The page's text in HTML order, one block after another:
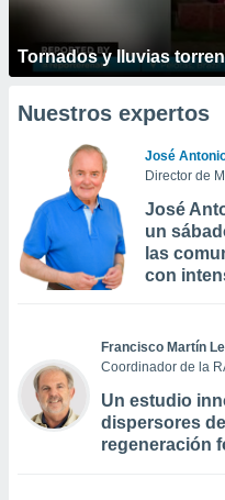
Tornados y lluvias
Nuestros expertos
José
Director de
José
un
las
con
Francisco Martín
Coordinador de la
Un estudio
dispersores
regeneración